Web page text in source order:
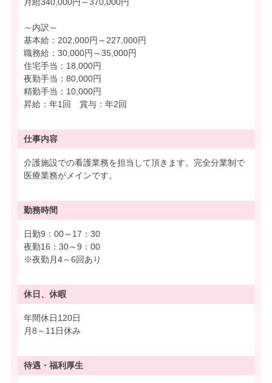
～内訳～
基本給：202,000円～227,000円
職務給：30,000円～35,000円
住宅手当：18,000円
夜勤手当：80,000円
精勤手当：10,000円
昇給：年1回 賞与：年2回
仕事内容
介護施設での看護業務を担当して頂きます。完全分業制で
医療業務がメインです。
勤務時間
日勤9：00～17：30
夜勤16：30～9：00
※夜勤月4～6回あり
休日、休暇
年間休日120日
月8～11日休み
待遇・ 福利厚生